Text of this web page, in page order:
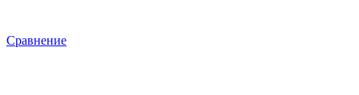
Сравнение